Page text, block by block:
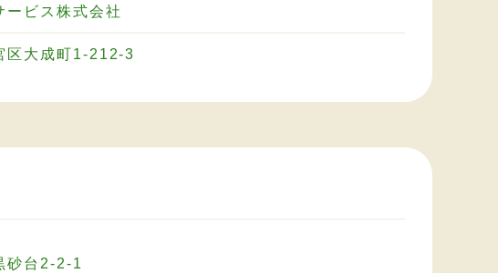
ービス株式会社
区大成町1-212-3
砂台2-2-1